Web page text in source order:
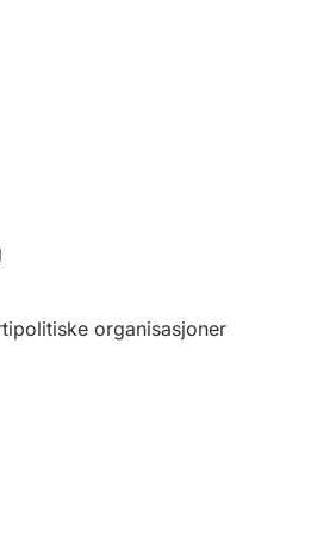
organisasjoner